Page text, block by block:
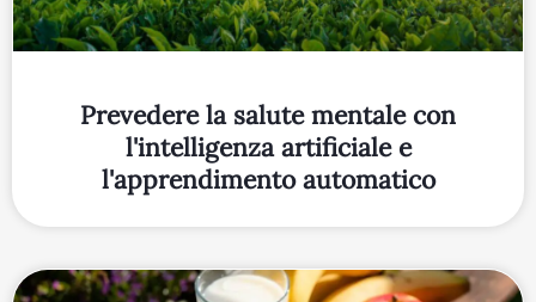
Prevedere la salute mentale con
l'intelligenza artificiale e
l'apprendimento automatico